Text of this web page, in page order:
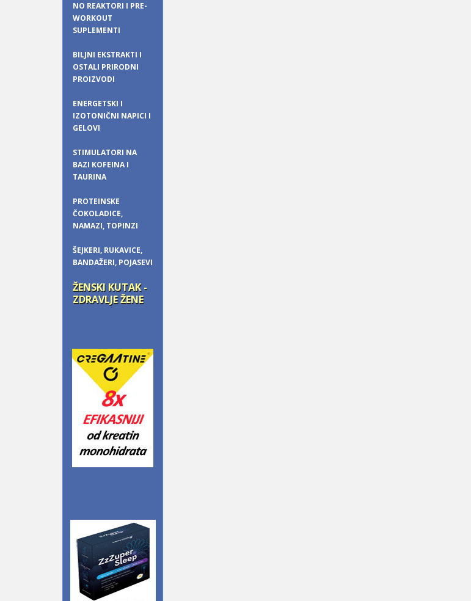
NO REAKTORI I PRE-
WORKOUT
SUPLEMENTI
BILJNI EKSTRAKTI I
OSTALI PRIRODNI
PROIZVODI
ENERGETSKI I
IZOTONIČNI NAPICI I
GELOVI
STIMULATORI NA
BAZI KOFEINA I
TAURINA
PROTEINSKE
ČOKOLADICE,
NAMAZI, TOPINZI
ŠEJKERI, RUKAVICE,
BANDAŽERI, POJASEVI
ŽENSKI KUTAK -
ZDRAVLJE ŽENE